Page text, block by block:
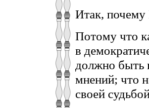
Итак, почему
Потому что
в
должно быть
мнений; что
своей